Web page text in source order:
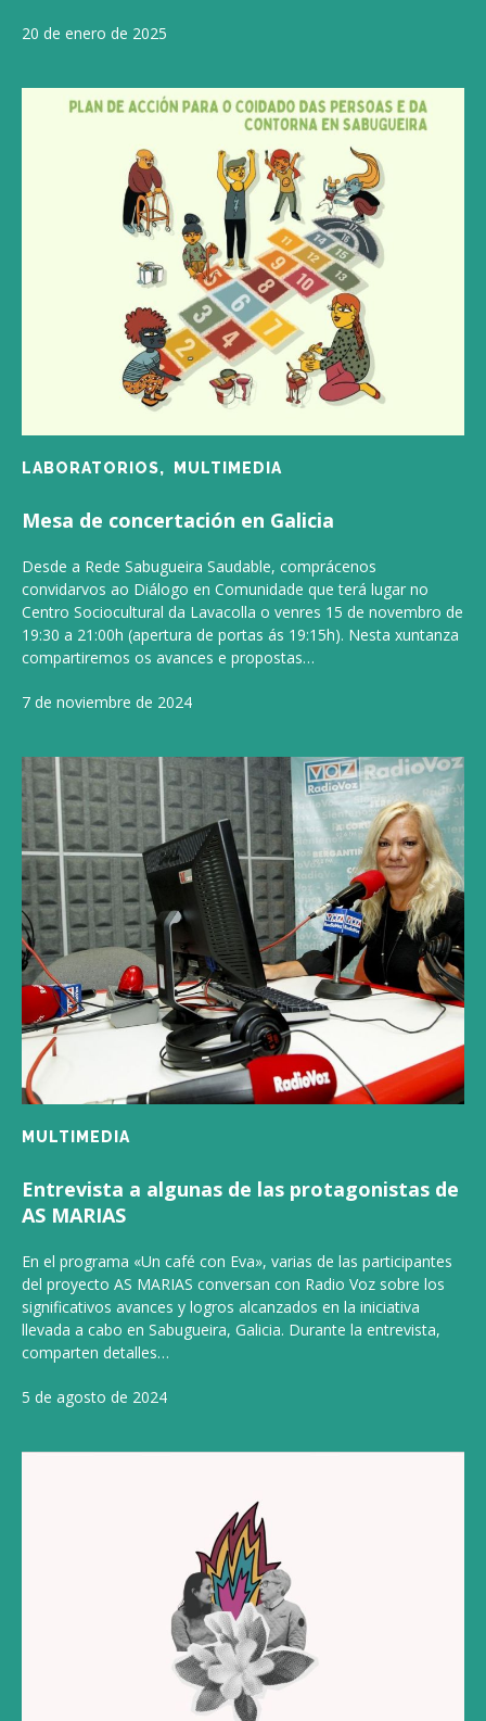
20 de enero de 2025
LABORATORIOS, MULTIMEDIA
Mesa de concertación en Galicia
Desde a Rede Sabugueira Saudable, comprácenos
convidarvos ao Diálogo en Comunidade que terá lugar no
Centro Sociocultural da Lavacolla o venres 15 de novembro de
19:30 a 21:00h (apertura de portas ás 19:15h). Nesta xuntanza
compartiremos os avances e propostas…
7 de noviembre de 2024
MULTIMEDIA
Entrevista a algunas de las protagonistas de
AS MARIAS
En el programa «Un café con Eva», varias de las participantes
del proyecto AS MARIAS conversan con Radio Voz sobre los
significativos avances y logros alcanzados en la iniciativa
llevada a cabo en Sabugueira, Galicia. Durante la entrevista,
comparten detalles…
5 de agosto de 2024